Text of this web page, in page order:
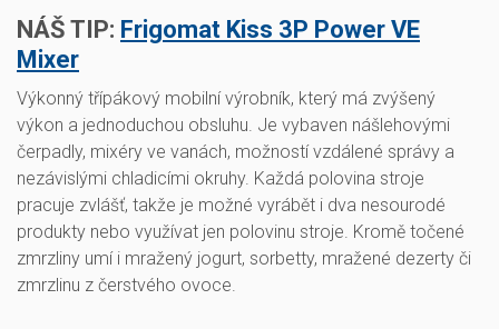
NÁŠ TIP: Frigomat Kiss 3P Power VE
Mixer
Výkonný třípákový mobilní výrobník, který má zvýšený
výkon a jednoduchou obsluhu. Je vybaven nášlehovými
čerpadly, mixéry ve vanách, možností vzdálené správy a
nezávislými chladicími okruhy. Každá polovina stroje
pracuje zvlášť, takže je možné vyrábět i dva nesourodé
produkty nebo využívat jen polovinu stroje. Kromě točené
zmrzliny umí i mražený jogurt, sorbetty, mražené dezerty či
zmrzlinu z čerstvého ovoce.